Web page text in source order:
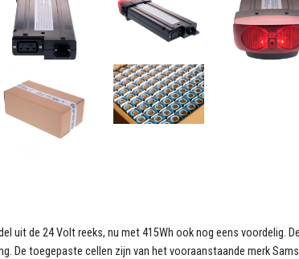
uit de 24 Volt reeks, nu met 415Wh ook nog eens
De toegepaste cellen zijn van het vooraanstaande merk